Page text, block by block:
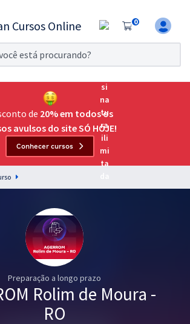
0
11
Teste grátis por 7 dias!
Até Passar
preparação para o Exame da
e intensiva para as principais
do Brasil
de 20% em todos os
avulsos do site SÓ HOJE!
Conhecer cursos
Preparação a longo prazo
Rolim de Moura -
RO